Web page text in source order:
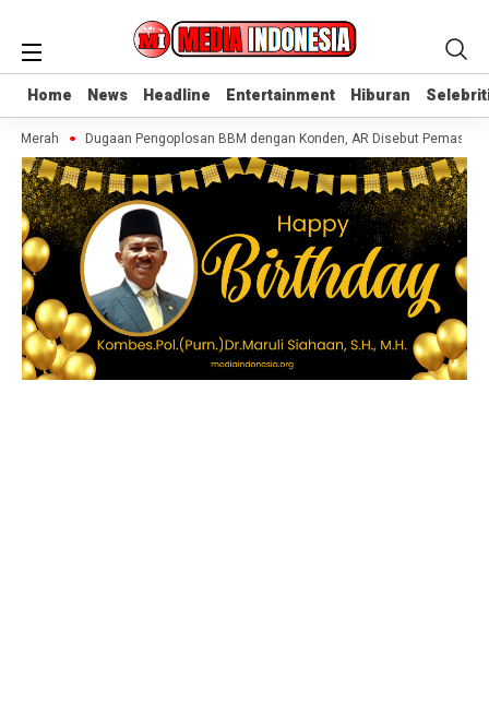
Home News Headline Entertainment Hiburan
Home News Headline Entertainment Hiburan
Merah Dugaan Pengoplosan BBM dengan Konden, AR Disebut Pemasok